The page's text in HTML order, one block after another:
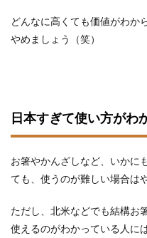
どんなに高くても価値がわか
やめましょう（笑）
日本すぎて使い方がわ
お箸やかんざしなど、いかに
ても、使うのが難しい場合は
ただし、北米などでも結構お
使えるのがわかっている人に